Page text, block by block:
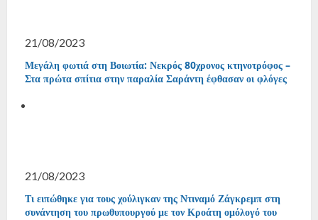
21/08/2023
Μεγάλη φωτιά στη Βοιωτία: Νεκρός 80χρονος κτηνοτρόφος –
Στα πρώτα σπίτια στην παραλία Σαράντη έφθασαν οι φλόγες
21/08/2023
Τι ειπώθηκε για τους χούλιγκαν της Ντιναμό Ζάγκρεμπ στη
συνάντηση του πρωθυπουργού με τον Κροάτη ομόλογό του